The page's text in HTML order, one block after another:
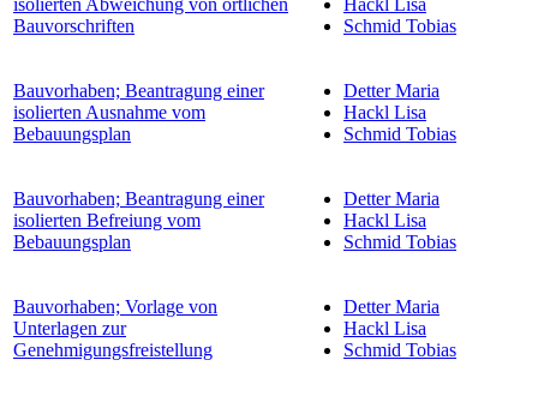
isolierten Abweichung von örtlichen
Bauvorschriften
Hackl Lisa
Schmid Tobias
Bauvorhaben; Beantragung einer
isolierten Ausnahme vom
Bebauungsplan
Detter Maria
Hackl Lisa
Schmid Tobias
Bauvorhaben; Beantragung einer
isolierten Befreiung vom
Bebauungsplan
Detter Maria
Hackl Lisa
Schmid Tobias
Bauvorhaben; Vorlage von
Unterlagen zur
Genehmigungsfreistellung
Detter Maria
Hackl Lisa
Schmid Tobias